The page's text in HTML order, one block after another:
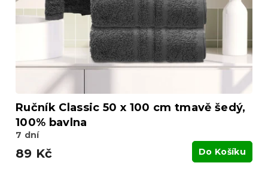
Ručník Classic 50 x 100 cm tmavě šedý,
100% bavlna
7 dní
89 Kč Do Košíku